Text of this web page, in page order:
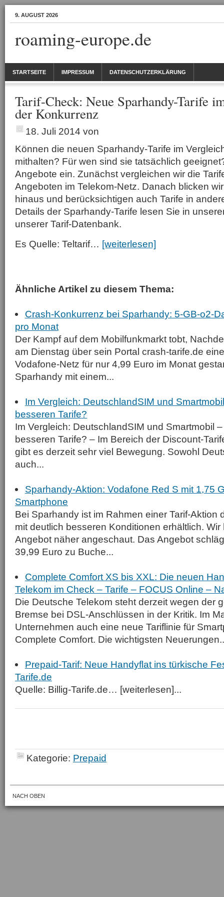
9. AUGUST 2026
roaming-europe.de
STARTSEITE IMPRESSUM DATENSCHUTZERKLÄRUNG
Tarif-Check: Neue Sparhandy-Tarife
der Konkurrenz
18. Juli 2014 von
Können die neuen Sparhandy-Tarife im
mithalten? Für wen sind sie tatsächlich
Angebote ein. Zunächst vergleichen wir die
Angeboten im Telekom-Netz. Danach blicken
hinaus und berücksichtigen auch Tarife in
Details der Sparhandy-Tarife lesen Sie in
unserer Tarif-Datenbank.
Es Quelle: Teltarif… [weiterlesen]
Ähnliche Artikel zu diesem Thema:
Crash-Konkurrenz bei Sparhandy: 5-GB-o2-
pro Monat
Der Kampf auf dem Mobilfunkmarkt tobt,
am Dienstag über sein Portal crash-tarife.de
Vodafone-Netz für nur 4,99 Euro im Monat
Sparhandy mit einem...
Im Vergleich: DeutschlandSIM und
besseren Tarife?
Im Vergleich: DeutschlandSIM und Smartmobil
besseren Tarife? – Im Bereich der Discount-
gibt es derzeit sehr viel Bewegung. Sowohl
auch...
Sparhandy-Aktion: Vodafone Red S mit 1,75
Smartphone
Bei Sparhandy ist im Rahmen einer Tarif-Aktion
mit deutlich besseren Konditionen erhältlich.
Angebot näher angeschaut. Das Angebot
39,99 Euro zu Buche...
Complete Comfort XS bis XXL: Die neuen
Telekom im Check – Tarife – FOCUS Online –
Die Deutsche Telekom steht derzeit wegen der
Bremse bei DSL-Anschlüssen in der Kritik. Im
Unternehmen auch eine neue Tariflinie für
Complete Comfort. Die wichtigsten
Prepaid-Tarif: Neue Handyflat ins türkische
Tarife.de
Quelle: Billig-Tarife.de… [weiterlesen]...
Kategorie: Prepaid
NACH OBEN